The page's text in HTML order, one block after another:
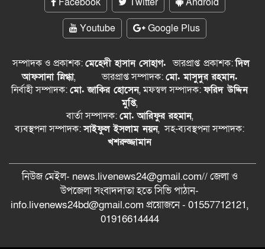
Facebook Twitter
Android
Youtube
Google Plus
সম্পাদক ও প্রকাশক:মেহেদী হাসান সোহাগ.ভারপ্রাপ্ত প্রকাশক:দিল
আফসানা স্নিগ্ধা, ভারপ্রাপ্ত সম্পাদক:মো. মাসুদুর রহমান.
নির্বাহী সম্পাদক:মো. জাকির হোসেন, মফস্বল সম্পাদক:ফরিদ উদ্দিন
মুপ্তি,
বার্তা সম্পাদক:মো. আরিফুর রহমান,
ব্যবস্থপনা সম্পাদক:সাইফুল ইসলাম নয়ন, সহ-ব্যবস্থপনা সম্পাদক:
খশরুজ্জামান
নিউজ মেইল- news.livenews24@gmail.com// জেলা ও
‍উপজেলা সংবাদদাতা হতে সিভি পাঠান-
info.livenews24bd@gmail.com প্রয়োজনে - 01557712121,
01916614444